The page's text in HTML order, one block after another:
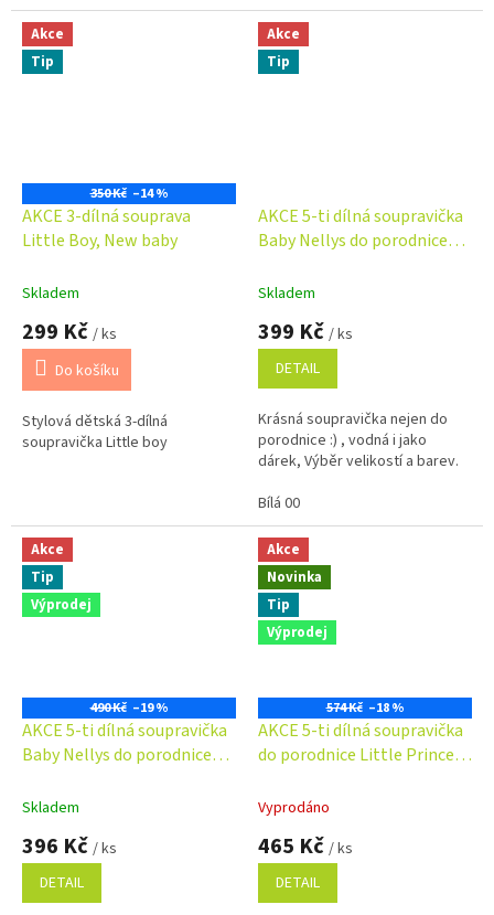
Akce
Tip
350 Kč –14 %
AKCE 3-dílná souprava
Little Boy, New baby
Skladem
299 Kč / ks
Do košíku
Stylová dětská 3-dílná
soupravička Little boy
Akce
Tip
AKCE 5-ti dílná soupravička
Baby Nellys do porodnice
Skladem
399 Kč / ks
DETAIL
Krásná soupravička nejen do
porodnice :) , vodná i jako
dárek, Výběr velikostí a barev.
Bílá 00
Akce
Tip
Výprodej
490 Kč –19 %
AKCE 5-ti dílná soupravička
Baby Nellys do porodnice
Skladem
396 Kč / ks
DETAIL
Akce
Novinka
Tip
Výprodej
574 Kč –18 %
AKCE 5-ti dílná soupravička
do porodnice Little Princess
Vyprodáno
465 Kč / ks
DETAIL